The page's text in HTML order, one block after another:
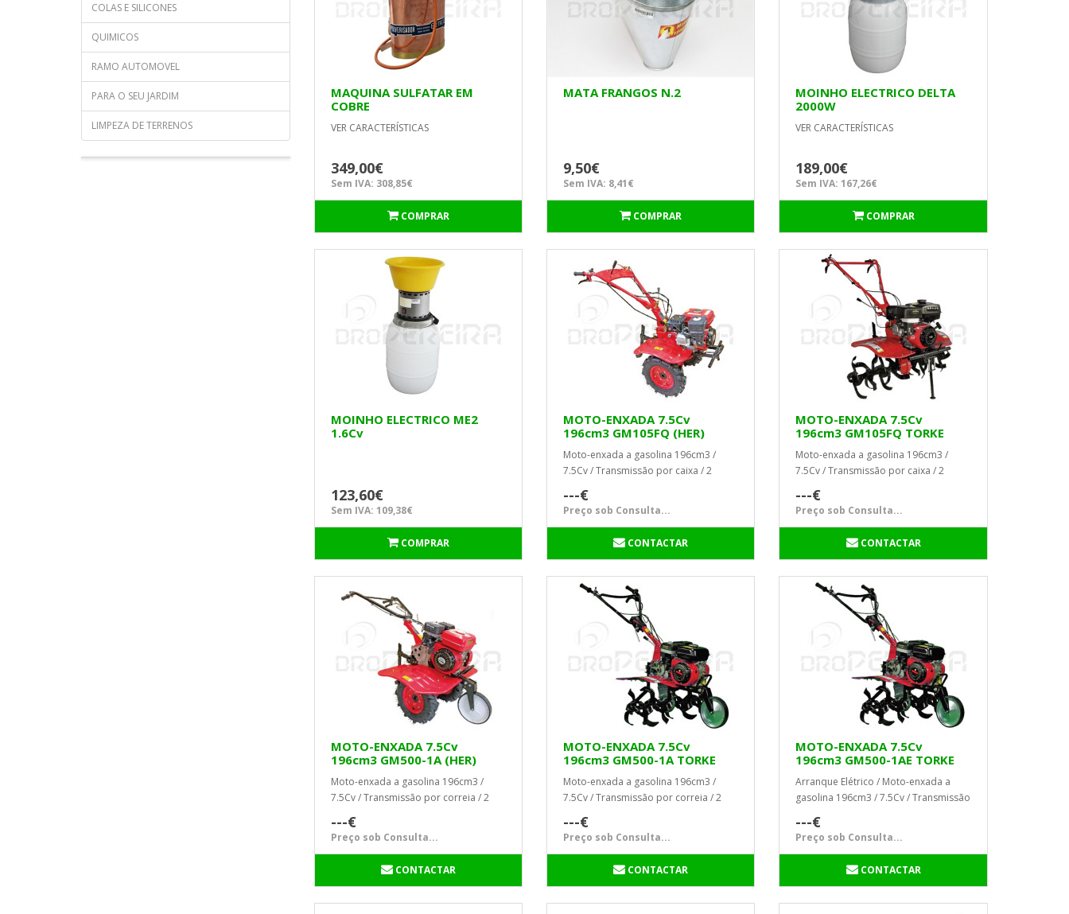
COLAS E SILICONES
QUIMICOS
RAMO AUTOMOVEL
PARA O SEU JARDIM
LIMPEZA DE TERRENOS
MAQUINA SULFATAR EM
COBRE
VER CARACTERÍSTICAS
349,00€
Sem IVA: 308,85€
COMPRAR
MATA FRANGOS N.2
9,50€
Sem IVA: 8,41€
COMPRAR
MOINHO ELECTRICO DELTA
2000W
VER CARACTERÍSTICAS
189,00€
Sem IVA: 167,26€
COMPRAR
MOINHO ELECTRICO ME2
1.6Cv
123,60€
Sem IVA: 109,38€
COMPRAR
MOTO-ENXADA 7.5Cv
196cm3 GM105FQ (HER)
Moto-enxada a gasolina 196cm3 /
7.5Cv / Transmissão por caixa / 2
---€
Preço sob Consulta...
CONTACTAR
MOTO-ENXADA 7.5Cv
196cm3 GM105FQ TORKE
Moto-enxada a gasolina 196cm3 /
7.5Cv / Transmissão por caixa / 2
---€
Preço sob Consulta...
CONTACTAR
MOTO-ENXADA 7.5Cv
196cm3 GM500-1A (HER)
Moto-enxada a gasolina 196cm3 /
7.5Cv / Transmissão por correia / 2
---€
Preço sob Consulta...
CONTACTAR
MOTO-ENXADA 7.5Cv
196cm3 GM500-1A TORKE
Moto-enxada a gasolina 196cm3 /
7.5Cv / Transmissão por correia / 2
---€
Preço sob Consulta...
CONTACTAR
MOTO-ENXADA 7.5Cv
196cm3 GM500-1AE TORKE
Arranque Elétrico / Moto-enxada a
gasolina 196cm3 / 7.5Cv / Transmissão
---€
Preço sob Consulta...
CONTACTAR